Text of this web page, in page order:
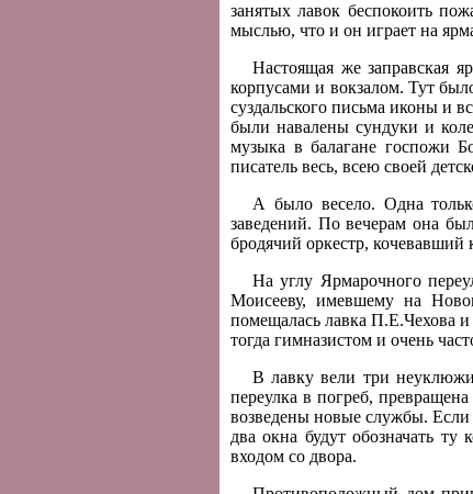
занятых лавок беспокоить
мыслью, что и он играет на
Настоящая же заправская
корпусами и вокзалом. Тут
суздальского письма иконы и
были навалены сундуки и
музыка в балагане госпожи
писатель весь, всею своей
А было весело. Одна
заведений. По вечерам она
бродячий оркестр, кочевавший
На углу Ярмарочного
Моисееву, имевшему на
помещалась лавка П.Е.Чехова
тогда гимназистом и очень
В лавку вели три
переулка в погреб,
возведены новые службы. Если
два окна будут обозначать
входом со двора.